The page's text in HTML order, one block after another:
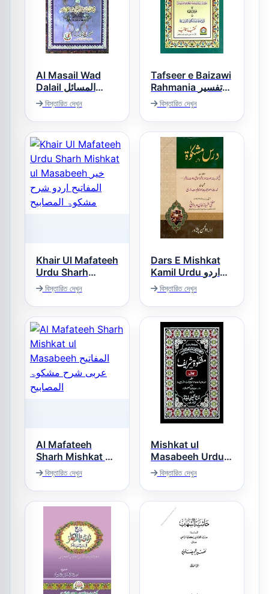
Al Masail Wad
Dalail المسائل
والدلائل
বিস্তারিত দেখুন
Tafseer e Baizawi
Rahmania تفسیر
بیضاوی
বিস্তারিত দেখুন
Khair Ul Mafateeh
Urdu Sharh
Mishkat ul
Masabeeh خیر
المفاتیح اردو شرح
مشکوۃ المصابیح
বিস্তারিত দেখুন
Dars E Mishkat
Kamil Urdu اردو
درس مشکوۃ کامل
বিস্তারিত দেখুন
Al Mafateeh
Sharh Mishkat ul
Masabeeh المفاتیح
عربی شرح مشکوۃ
المصابیح
বিস্তারিত দেখুন
Mishkat ul
Masabeeh Urdu
مشکوۃ المصابیح
اردو
বিস্তারিত দেখুন